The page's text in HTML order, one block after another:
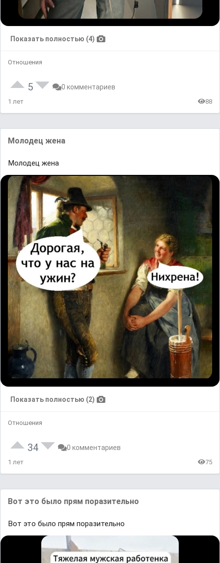
Показать полностью (4)
Отношения
5 0 комментариев
1 лет 88
Молодец жена
Молодец жена
Показать полностью (2)
Отношения
34 0 комментариев
1 лет 75
Вот это было прям поразительно
Вот это было прям поразительно